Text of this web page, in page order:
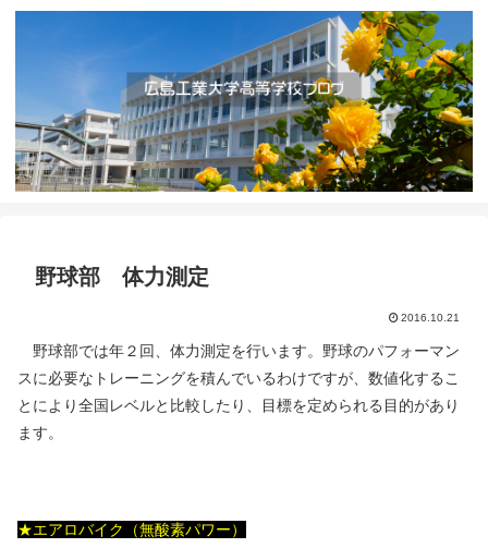
野球部 体力測定
2016.10.21
野球部では年２回、体力測定を行います。野球のパフォーマン
スに必要なトレーニングを積んでいるわけですが、数値化するこ
とにより全国レベルと比較したり、目標を定められる目的があり
ます。
★エアロバイク（無酸素パワー）